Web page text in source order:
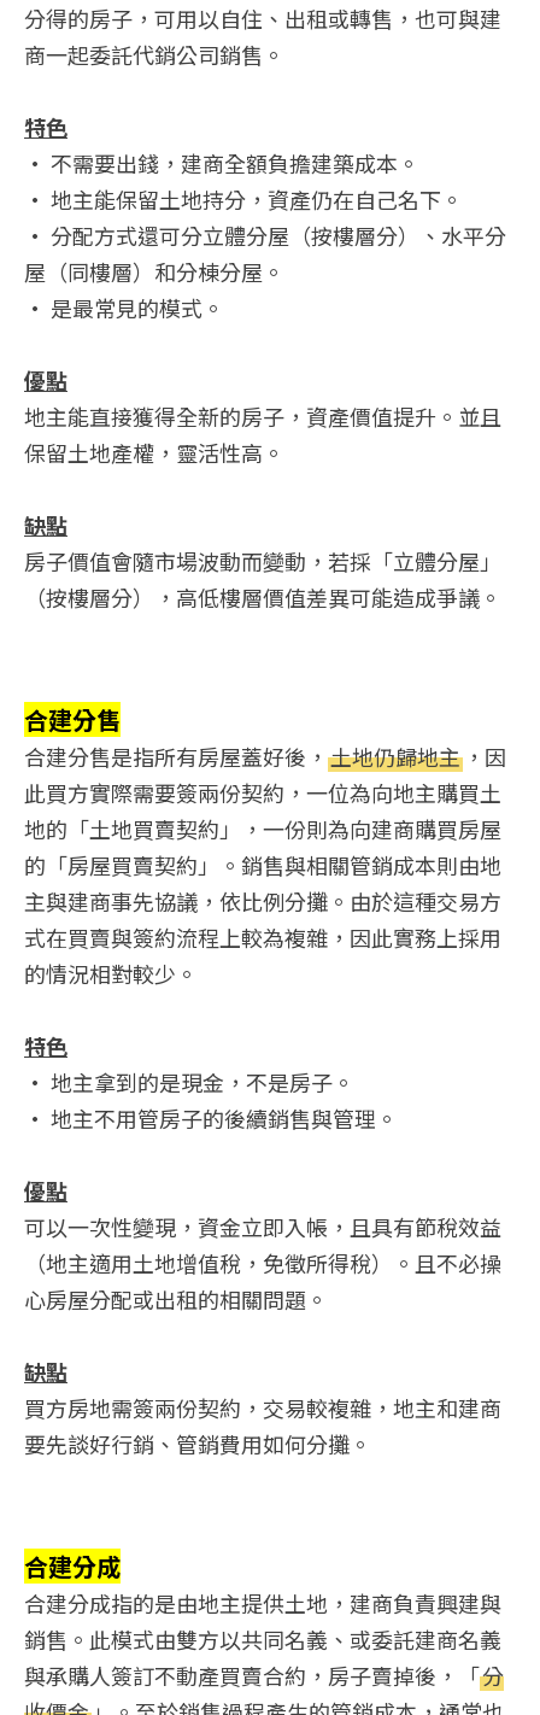
分得的房子，可用以自住、出租或轉售，也可與建
商一起委託代銷公司銷售。
特色
• 不需要出錢，建商全額負擔建築成本。
• 地主能保留土地持分，資產仍在自己名下。
• 分配方式還可分立體分屋（按樓層分）、水平分
屋（同樓層）和分棟分屋。
• 是最常見的模式。
優點
地主能直接獲得全新的房子，資產價值提升。並且
保留土地產權，靈活性高。
缺點
房子價值會隨市場波動而變動，若採「立體分屋」
（按樓層分），高低樓層價值差異可能造成爭議。
合建分售
合建分售是指所有房屋蓋好後， 土地仍歸地主 ，因
此買方實際需要簽兩份契約，一位為向地主購買土
地的「土地買賣契約」，一份則為向建商購買房屋
的「房屋買賣契約」。銷售與相關管銷成本則由地
主與建商事先協議，依比例分攤。由於這種交易方
式在買賣與簽約流程上較為複雜，因此實務上採用
的情況相對較少。
特色
• 地主拿到的是現金，不是房子。
• 地主不用管房子的後續銷售與管理。
優點
可以一次性變現，資金立即入帳，且具有節稅效益
（地主適用土地增值稅，免徵所得稅）。且不必操
心房屋分配或出租的相關問題。
缺點
買方房地需簽兩份契約，交易較複雜，地主和建商
要先談好行銷、管銷費用如何分攤。
合建分成
合建分成指的是由地主提供土地，建商負責興建與
銷售。此模式由雙方以共同名義、或委託建商名義
與承購人簽訂不動產買賣合約，房子賣掉後，「分